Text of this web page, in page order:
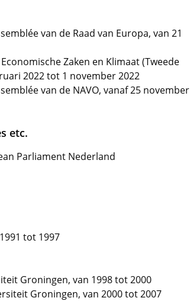
van de Raad van Europa, van 21
Zaken en Klimaat (Tweede
2022 tot 1 november 2022
van de NAVO, vanaf 25 november
etc.
Parliament Nederland
tot 1997
Groningen, van 1998 tot 2000
Groningen, van 2000 tot 2007